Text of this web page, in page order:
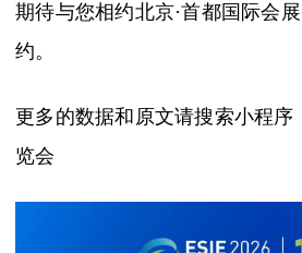
期待与您相约北京·首都国际会
约。
更多的数据和原文请搜索小程序
览会